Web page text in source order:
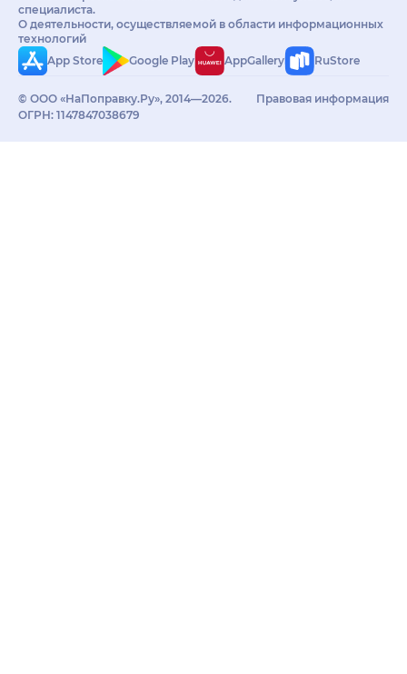
специалиста.
О деятельности, осуществляемой в области информационных
технологий
App Store
Google Play AppGallery RuStore
© ООО «НаПоправку.Ру», 2014—2026.
ОГРН: 1147847038679
Правовая информация